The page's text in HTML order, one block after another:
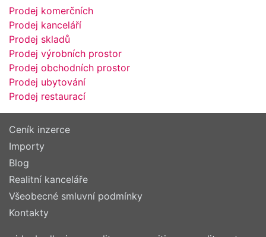
Prodej komerčních
Prodej kanceláří
Prodej skladů
Prodej výrobních prostor
Prodej obchodních prostor
Prodej ubytování
Prodej restaurací
Ceník inzerce
Importy
Blog
Realitní kanceláře
Všeobecné smluvní podmínky
Kontakty